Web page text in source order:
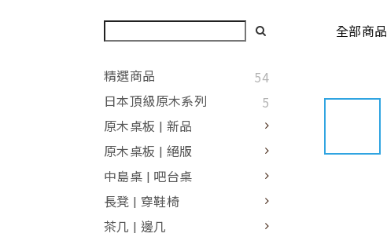
精選商品 54
日本頂級原木系列 5
原木桌板 | 新品
原木桌板 | 絕版
中島桌 | 吧台桌
長凳 | 穿鞋椅
茶几 | 邊几
全部商品